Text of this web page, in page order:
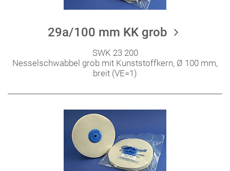
29a/100 mm KK grob
SWK 23 200
Nesselschwabbel grob mit Kunststoffkern, Ø 100 mm,
breit (VE=1)